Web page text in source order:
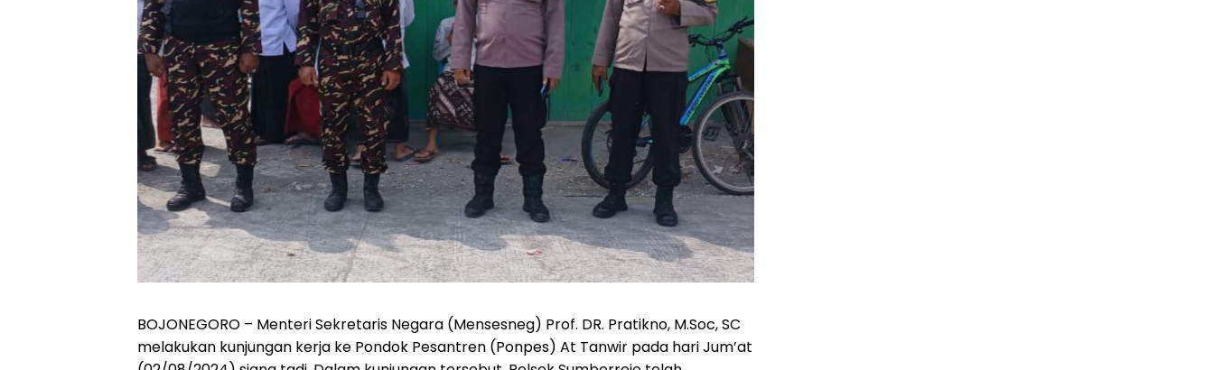
BOJONEGORO – Menteri Sekretaris Negara (Mensesneg) Prof. DR. Pratikno, M.Soc, SC
melakukan kunjungan kerja ke Pondok Pesantren (Ponpes) At Tanwir pada hari Jum’at